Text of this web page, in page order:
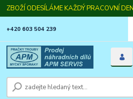
ZBOŽÍ ODESÍLÁME KAŽDÝ PRACOVNÍ
+420 603 504 239